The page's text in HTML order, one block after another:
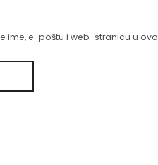
ime, e-poštu i web-stranicu u